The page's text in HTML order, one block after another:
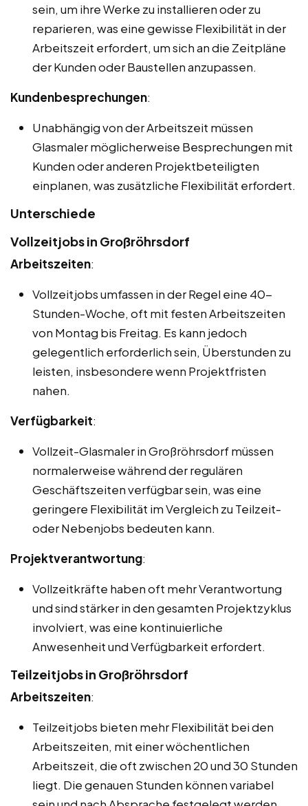
sein, um ihre Werke zu installieren oder zu
reparieren, was eine gewisse Flexibilität in der
Arbeitszeit erfordert, um sich an die Zeitpläne
der Kunden oder Baustellen anzupassen.
Kundenbesprechungen:
Unabhängig von der Arbeitszeit müssen
Glasmaler möglicherweise Besprechungen mit
Kunden oder anderen Projektbeteiligten
einplanen, was zusätzliche Flexibilität erfordert.
Unterschiede
Vollzeitjobs in Großröhrsdorf
Arbeitszeiten:
Vollzeitjobs umfassen in der Regel eine 40-
Stunden-Woche, oft mit festen Arbeitszeiten
von Montag bis Freitag. Es kann jedoch
gelegentlich erforderlich sein, Überstunden zu
leisten, insbesondere wenn Projektfristen
nahen.
Verfügbarkeit:
Vollzeit-Glasmaler in Großröhrsdorf müssen
normalerweise während der regulären
Geschäftszeiten verfügbar sein, was eine
geringere Flexibilität im Vergleich zu Teilzeit-
oder Nebenjobs bedeuten kann.
Projektverantwortung:
Vollzeitkräfte haben oft mehr Verantwortung
und sind stärker in den gesamten Projektzyklus
involviert, was eine kontinuierliche
Anwesenheit und Verfügbarkeit erfordert.
Teilzeitjobs in Großröhrsdorf
Arbeitszeiten:
Teilzeitjobs bieten mehr Flexibilität bei den
Arbeitszeiten, mit einer wöchentlichen
Arbeitszeit, die oft zwischen 20 und 30 Stunden
liegt. Die genauen Stunden können variabel